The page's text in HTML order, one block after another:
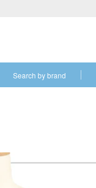
Search by brand